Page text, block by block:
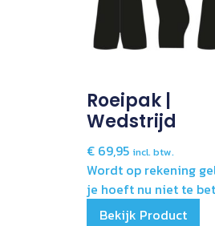
Roeipak |
Wedstrijd
€69,95 incl. btw.
Wordt op rekening
je hoeft nu niet te
Bekijk Product